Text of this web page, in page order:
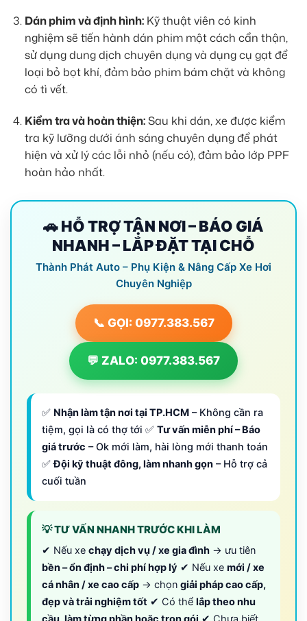
Dán phim và định hình:Kỹ thuật viên có kinh
nghiệm sẽ tiến hành dán phim một cách cẩn thận,
sử dụng dung dịch chuyên dụng và dụng cụ gạt để
loại bỏ bọt khí, đảm bảo phim bám chặt và không
có tì vết.
Kiểm tra và hoàn thiện:Sau khi dán, xe được kiểm
tra kỹ lưỡng dưới ánh sáng chuyên dụng để phát
hiện và xử lý các lỗi nhỏ (nếu có), đảm bảo lớp PPF
hoàn hảo nhất.
🚗 HỖ TRỢ TẬN NƠI – BÁO GIÁ
NHANH – LẮP ĐẶT TẠI CHỖ
Thành Phát Auto – Phụ Kiện & Nâng Cấp Xe Hơi
Chuyên Nghiệp
📞 GỌI: 0977.383.567
💬 ZALO: 0977.383.567
✅ Nhận làm tận nơi tại TP.HCM – Không cần ra
tiệm, gọi là có thợ tới ✅ Tư vấn miễn phí – Báo
giá trước – Ok mới làm, hài lòng mới thanh toán
✅Đội kỹ thuật đông, làm nhanh gọn – Hỗ trợ cả
cuối tuần
💡 TƯ VẤN NHANH TRƯỚC KHI LÀM
✔ Nếu xe chạy dịch vụ / xe gia đình → ưu tiên
bền – ổn định – chi phí hợp lý ✔ Nếu xe mới / xe
cá nhân / xe cao cấp → chọn giải pháp cao cấp,
đẹp và trải nghiệm tốt ✔ Có thể lắp theo nhu